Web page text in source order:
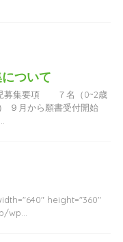
ついて
児募集要項 ７名（0~2歳
９月から願書受付開始
height="360"